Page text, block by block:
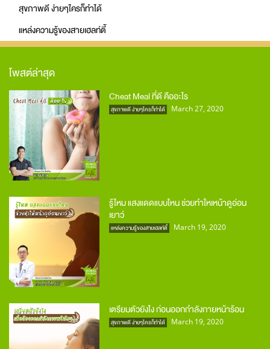
สุขภาพดี ง่ายๆใครก็ทำได้
แหล่งความรู้ของสายเฮลท์ตี้
โพสต์ล่าสุด
Cheat Meal ที่ดี คืออะไร
สุขภาพดี ง่ายๆใครก็ทำได้ March 27, 2020
รู้ไหม แสงแดดแบบไหน ช่วยทำใหเหน้าดูอ่อน
เยาว์
แหล่งความรู้ของสายเฮลท์ตี้ March 19, 2020
เตรียมตัวยังไง ก่อนออกกำลังกายหน้าร้อน
สุขภาพดี ง่ายๆใครก็ทำได้ March 19, 2020